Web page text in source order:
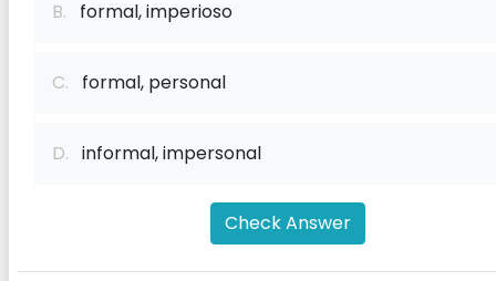
B. formal, imperioso
C. formal, personal
D. informal, impersonal
Check Answer